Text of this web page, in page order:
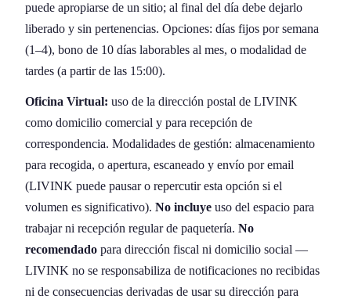
puede apropiarse de un sitio; al final del día debe dejarlo
liberado y sin pertenencias. Opciones: días fijos por semana
(1–4), bono de 10 días laborables al mes, o modalidad de
tardes (a partir de las 15:00).
Oficina Virtual: uso de la dirección postal de LIVINK
como domicilio comercial y para recepción de
correspondencia. Modalidades de gestión: almacenamiento
para recogida, o apertura, escaneado y envío por email
(LIVINK puede pausar o repercutir esta opción si el
volumen es significativo). No incluye uso del espacio para
trabajar ni recepción regular de paquetería. No
recomendado para dirección fiscal ni domicilio social —
LIVINK no se responsabiliza de notificaciones no recibidas
ni de consecuencias derivadas de usar su dirección para